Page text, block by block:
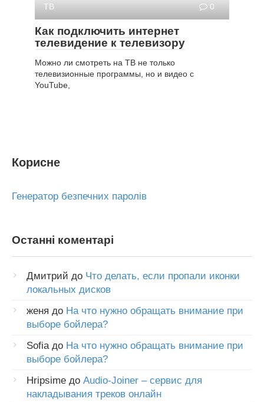
ТВ
0
Как подключить интернет
телевидение к телевизору
Можно ли смотреть на ТВ не только
телевизионные программы, но и видео с
YouTube,
Корисне
Генератор безпечних паролів
Останні коментарі
Дмитрий до Что делать, если пропали иконки
локальных дисков
женя до На что нужно обращать внимание при
выборе бойлера?
Sofia до На что нужно обращать внимание при
выборе бойлера?
Hripsime до Audio-Joiner – сервис для
накладывания треков онлайн